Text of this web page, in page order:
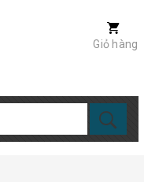
Giỏ hàng